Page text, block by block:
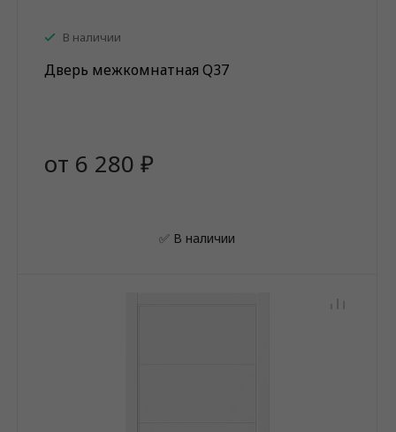
В наличии
Дверь межкомнатная Q37
от 6 280 ₽
✅ В наличии